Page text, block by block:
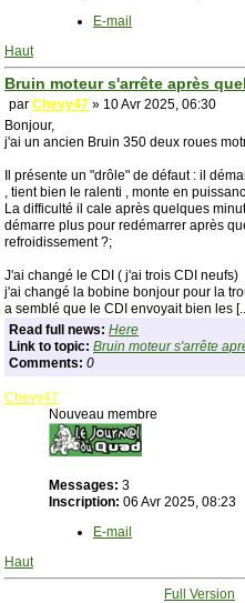
E-mail
Haut
Bruin moteur s'arrête après
par Chevy47 » 10 Avr 2025, 06:30
Bonjour,
j'ai un ancien Bruin 350 deux roues
Il présente un "drôle" de défaut : il
, tient bien le ralenti , monte en
La difficulté il cale après quelques
démarre plus pour redémarrer après
refroidissement ?;
J'ai changé le CDI ( j'ai trois CDI neufs)
j'ai changé la bobine bonjour pour la
a semblé que le CDI envoyait bien les
Read full news: Here
Link to topic: Bruin moteur s'arrête
Comments: 0
Chevy47
Nouveau membre
Messages: 3
Inscription: 06 Avr 2025, 08:23
E-mail
Haut
Full Version